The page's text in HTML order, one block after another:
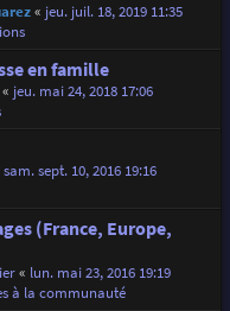
« jeu. juil. 18, 2019 11:35
en famille
jeu. mai 24, 2018 17:06
sam. sept. 10, 2016 19:16
(France, Europe,
« lun. mai 23, 2016 19:19
à la communauté